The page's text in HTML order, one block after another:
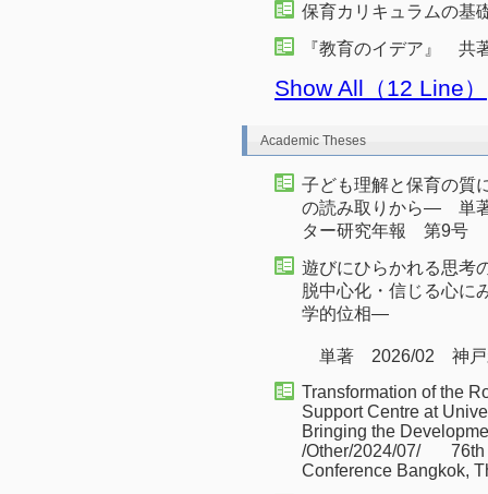
保育カリキュラムの
『教育のイデア』
Show All（12 Line）
Academic Theses
子ども理解と保育の質
の読み取りから― 単
ター研究年報 第9号
遊びにひらかれる思考
脱中心化・信じる心に
学的位相―
単著 2026/02 神戸
Transformation of the
Support Centre at
Bringing the
/Other/2024/07/ 76th
Conference Bangkok,